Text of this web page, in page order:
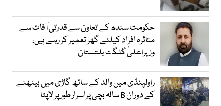
حکومت سندھ کے تعاون سے قدرتی آفات سے
متاثرہ افراد کیلئے گھر تعمیر کر رہے ہیں،
وزیراعلیٰ گلگت بلتستان
راولپنڈی میں والد کے ساتھ گاڑی میں بیٹھنے
کے دوران 6 سالہ بچی پراسرار طور پر لاپتا